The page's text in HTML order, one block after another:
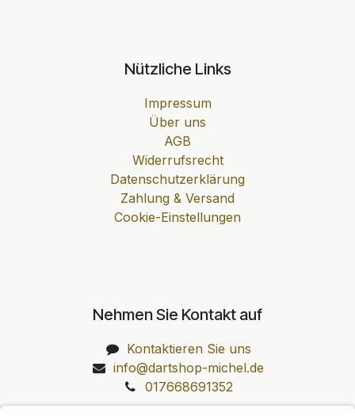
Nützliche Links
Impressum
Über uns
AGB
Widerrufsrecht
Datenschutzerklärung
Zahlung & Versand
Cookie-Einstellungen
Nehmen Sie Kontakt auf
Kontaktieren Sie uns
info@dartshop-michel.de
017668691352